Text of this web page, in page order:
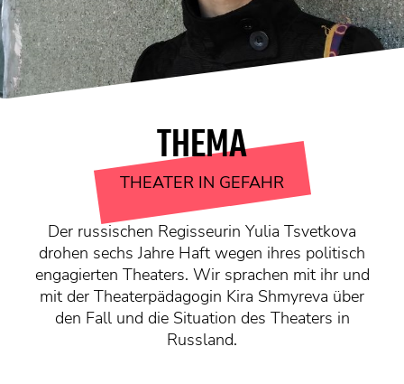
DAS HEFT
Aktuelles Heft
Alle Hefte
KONTAKT
Mediadaten
Über uns
junge bühne-Beirat
Wir suchen…
THEMA
THEATER IN GEFAHR
Der russischen Regisseurin Yulia Tsvetkova
drohen sechs Jahre Haft wegen ihres politisch
engagierten Theaters. Wir sprachen mit ihr und
mit der Theaterpädagogin Kira Shmyreva über
den Fall und die Situation des Theaters in
Russland.